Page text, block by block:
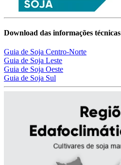
Download das informações técnicas
Guia de Soja Centro-Norte
Guia de Soja Leste
Guia de Soja Oeste
Guia de Soja Sul